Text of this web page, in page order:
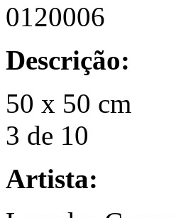
0120006
Descrição:
50 x 50 cm
3 de 10
Artista: